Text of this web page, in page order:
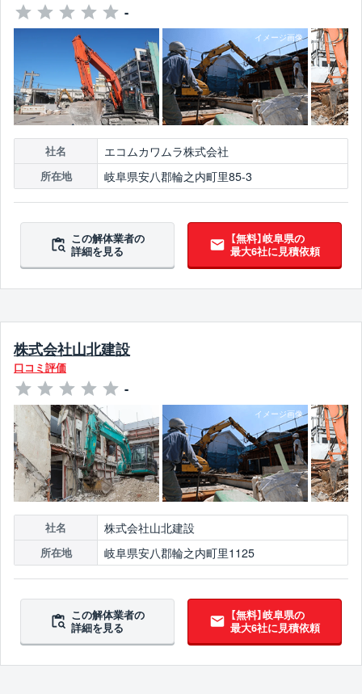
-
社名 エコムカワムラ株式会社
所在地 岐阜県安八郡輪之内町里85-3
この解体業者の
詳細を見る
【無料】岐阜県の
最大6社に見積依頼
株式会社山北建設
口コミ評価
-
社名 株式会社山北建設
所在地 岐阜県安八郡輪之内町里1125
この解体業者の
詳細を見る
【無料】岐阜県の
最大6社に見積依頼